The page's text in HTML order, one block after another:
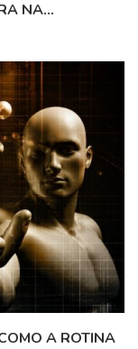
NA...
A ROTINA